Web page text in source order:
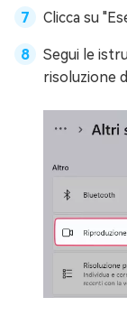
Clicca su
Segui le
risoluzione